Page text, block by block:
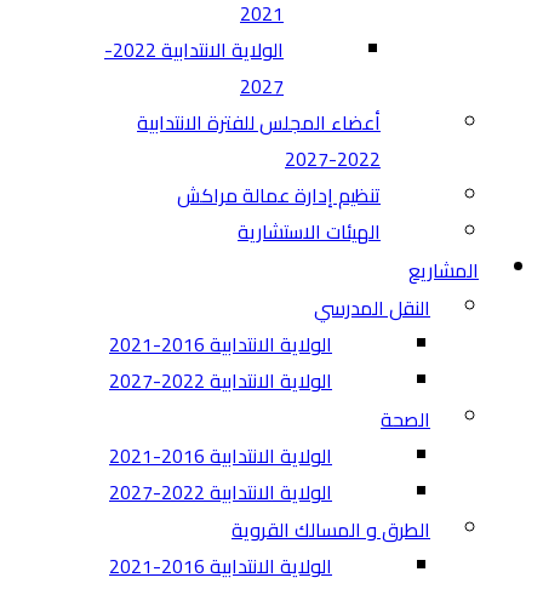
2021
الولاية الانتدابية 2022-
2027
أعضاء المجلس للفترة الانتدابية
2022-2027
تنظيم إدارة عمالة مراكش
الهيئات الاستشارية
المشاريع
النقل المدرسي
الولاية الانتدابية 2016-2021
الولاية الانتدابية 2022-2027
الصحة
الولاية الانتدابية 2016-2021
الولاية الانتدابية 2022-2027
الطرق و المسالك القروية
الولاية الانتدابية 2016-2021